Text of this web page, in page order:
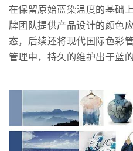
在保留原始蓝染温度的基础
牌团队提供产品设计的颜色
态，后续还将现代国际色彩
管理中，持久的维护出于蓝